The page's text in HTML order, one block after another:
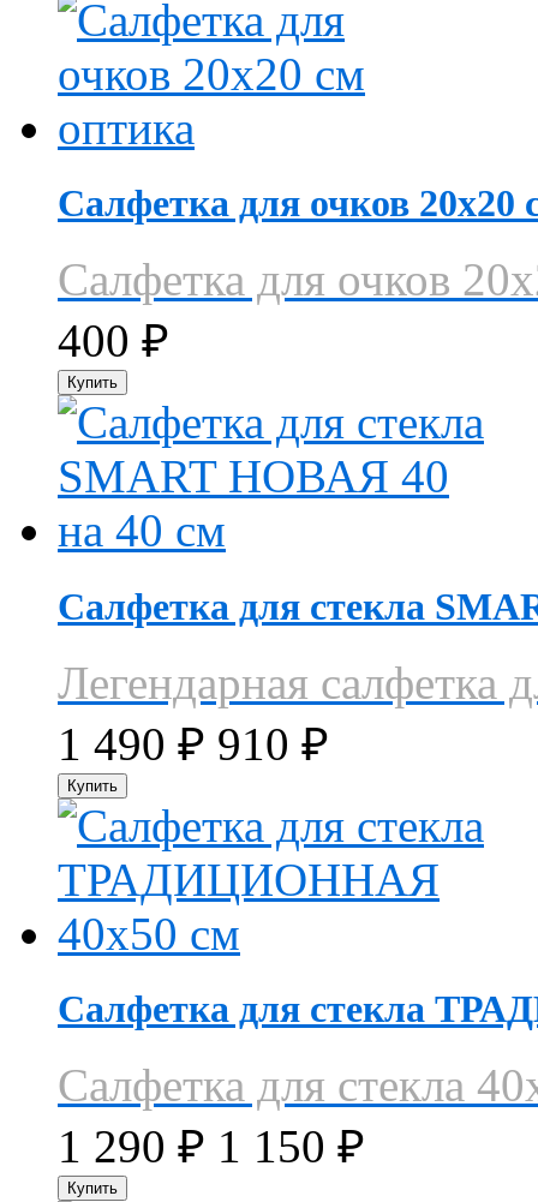
Салфетка для очков 20х20
Салфетка для очков
400 ₽
Салфетка для стекла
Легендарная салфетка
1 490 ₽ 910 ₽
Салфетка для стекла
Салфетка для стекла
1 290 ₽ 1 150 ₽